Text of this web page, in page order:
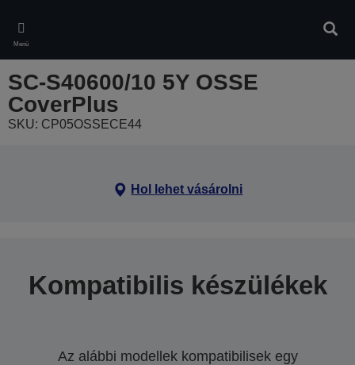
main
content
Menü
SC-S40600/10 5Y OSSE
CoverPlus
SKU: CP05OSSECE44
Hol lehet vásárolni
Kompatibilis készülékek
Az alábbi modellek kompatibilisek egy